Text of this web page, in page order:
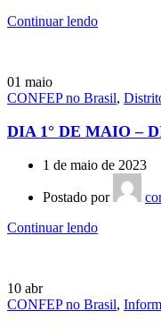
Continuar lendo
01 maio
CONFEP no Brasil,
DIA 1° DE MAIO –
1 de maio de 2023
Postado por
Continuar lendo
10 abr
CONFEP no Brasil,